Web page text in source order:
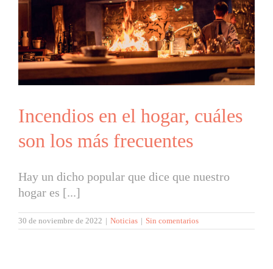
Incendios en el hogar, cuáles
son los más frecuentes
Hay un dicho popular que dice que nuestro
hogar es [...]
30 de noviembre de 2022 | Noticias | Sin comentarios